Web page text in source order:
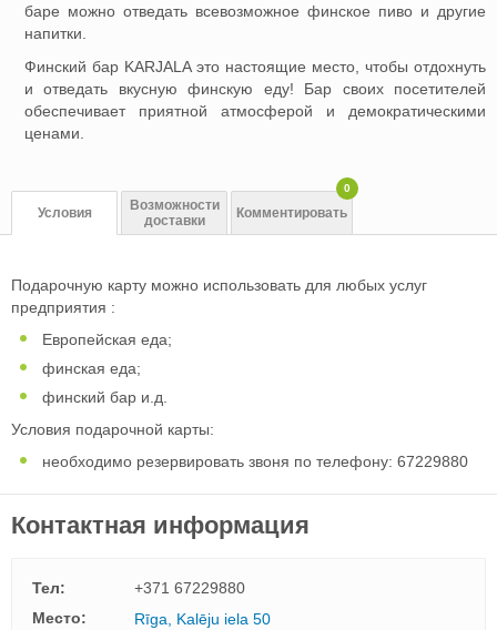
баре можно отведать всевозможное финское пиво и другие
напитки.
Финский бар KARJALA это настоящие место, чтобы отдохнуть
и отведать вкусную финскую еду! Бар своих посетителей
обеспечивает приятной атмосферой и демократическими
ценами.
Условия
Возможности
доставки
Комментировать
0
Подарочную карту можно использовать для любых услуг
предприятия :
Европейская еда;
финская еда;
финский бар и.д.
Условия подарочной карты:
необходимо резервировать звоня по телефону: 67229880
Контактная информация
Тел:
+371 67229880
Mесто:
Rīga, Kalēju iela 50